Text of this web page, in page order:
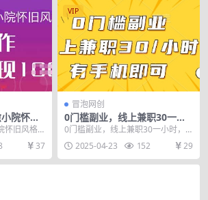
院怀旧
作，当
怀旧风格
日最高变
37
VIP
冒泡网创
0门槛副业，线上兼职30一小
时，有一部手机即可操作【揭
0门槛副业，线上兼职30一小时，
有一部手机即可操作【揭秘】 项目
揭秘，项目介绍：...
2025-04-23 152 29